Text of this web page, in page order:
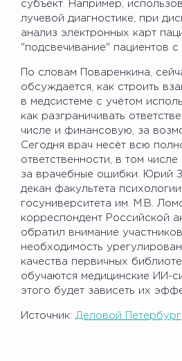
субъект. Например,
лучевой диагностике, при
анализ электронных карт
"подсвечивание" пациентов с
По словам Поваренкина,
обсуждается, как строить
в медсистеме с учётом
как разграничивать
числе и финансовую, за
Сегодня врач несёт всю
ответственности, в том числе
за врачебные ошибки. Юрий
декан факультета
госуниверситета им. М.В.
корреспондент Российской
обратил внимание
необходимость
качества первичных
обучаются медицинские ИИ-
этого будет зависеть их
Источник: Деловой Петербург